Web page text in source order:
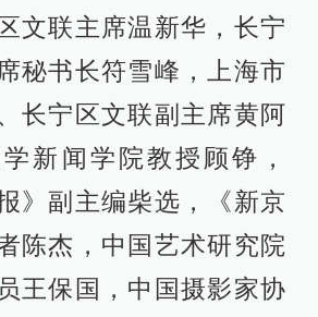
文联主席温新华，长宁
秘书长符雪峰，上海市
长宁区文联副主席黄阿
新闻学院教授顾铮，
》副主编柴选，《新京
陈杰，中国艺术研究院
王保国，中国摄影家协